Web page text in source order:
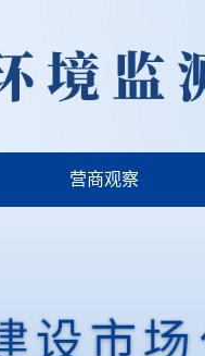
营商观察